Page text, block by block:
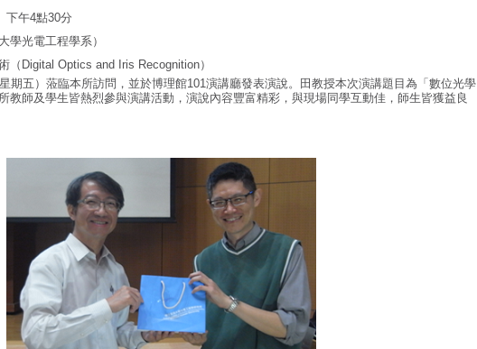
下午4點30分
學光電工程學系）
（Digital Optics and Iris Recognition）
期五）蒞臨本所訪問，並於博理館101演講廳發表演說。田教授本次演講題目為「數位光學
教師及學生皆熱烈參與演講活動，演說內容豐富精彩，與現場同學互動佳，師生皆獲益良